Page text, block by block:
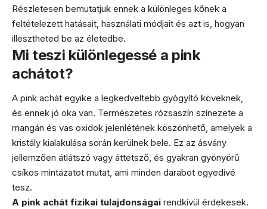
Részletesen bemutatjuk ennek a különleges kőnek a
feltételezett hatásait, használati módjait és azt is, hogyan
illesztheted be az életedbe.
Mi teszi különlegessé a pink
achátot?
A pink achát egyike a legkedveltebb gyógyító köveknek,
és ennek jó oka van. Természetes rózsaszín színezete a
mangán és vas oxidok jelenlétének köszönhető, amelyek a
kristály kialakulása során kerülnek bele. Ez az ásvány
jellemzően átlátszó vagy áttetsző, és gyakran gyönyörű
csíkos mintázatot mutat, ami minden darabot egyedivé
tesz.
A pink achát fizikai tulajdonságai rendkívül érdekesek.